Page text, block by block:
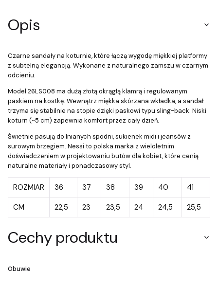
Opis
Czarne sandały na koturnie, które łączą wygodę miękkiej platformy
z subtelną elegancją. Wykonane z naturalnego zamszu w czarnym
odcieniu.
Model 26LS008 ma dużą złotą okrągłą klamrą i regulowanym
paskiem na kostkę. Wewnątrz miękka skórzana wkładka, a sandał
trzyma się stabilnie na stopie dzięki paskowi typu sling-back. Niski
koturn (~5 cm) zapewnia komfort przez cały dzień.
Świetnie pasują do lnianych spodni, sukienek midi i jeansów z
surowym brzegiem. Nessi to polska marka z wieloletnim
doświadczeniem w projektowaniu butów dla kobiet, które cenią
naturalne materiały i ponadczasowy styl.
ROZMIAR 36 37 38 39 40 41
CM 22,5 23 23,5 24 24,5 25,5
Cechy produktu
Obuwie